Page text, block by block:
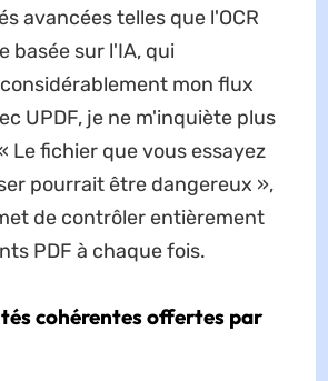
avancées telles que l'OCR
basée sur l'IA, qui
mon flux
UPDF, je ne m'inquiète plus
Le fichier que vous essayez
pourrait être dangereux »,
de contrôler entièrement
PDF à chaque fois.
cohérentes offertes par